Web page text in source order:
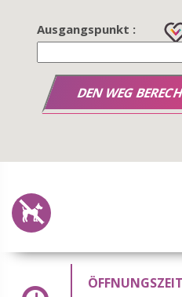
Ausgangspunkt :